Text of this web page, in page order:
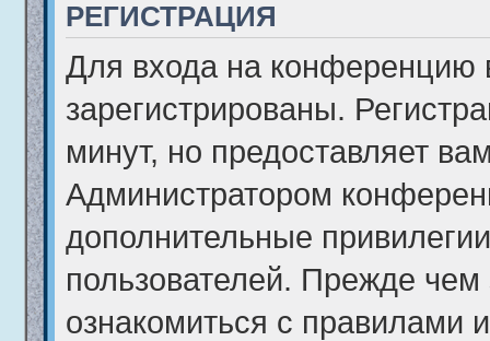
РЕГИСТРАЦИЯ
Для входа на
зарегистрированы.
минут, но предоставляет
Администратором
дополнительные
пользователей. Прежде чем
ознакомиться с правилами